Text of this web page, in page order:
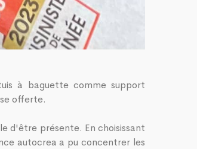
à baguette comme support
offerte.
d'être présente. En choisissant
autocrea a pu concentrer les